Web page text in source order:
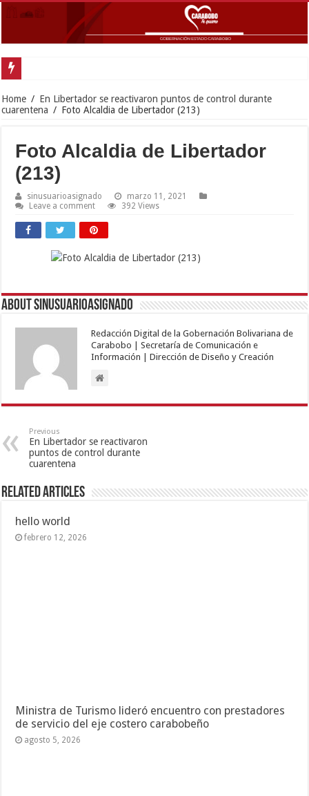
Home / En Libertador se reactivaron puntos de control durante
cuarentena / Foto Alcaldia de Libertador (213)
Foto Alcaldia de Libertador
(213)
sinusuarioasignado
marzo 11, 2021
Leave a comment
392 Views
About sinusuarioasignado
Redacción Digital de la Gobernación Bolivariana de
Carabobo | Secretaría de Comunicación e
Información | Dirección de Diseño y Creación
Previous
En Libertador se reactivaron
puntos de control durante
cuarentena
Related Articles
hello world
febrero 12, 2026
Ministra de Turismo lideró encuentro con prestadores
de servicio del eje costero carabobeño
agosto 5, 2026